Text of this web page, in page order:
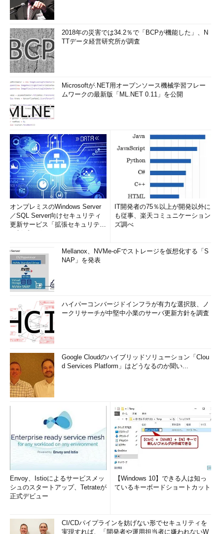
2018年の災害では34.2％で「BCPが機能した」、N
TTデータ経営研究所が調査
Microsoftが.NET用オープンソース機械学習フレー
ムワークの最新版「ML.NET 0.11」を公開
オンプレミスのWindows Server
／SQL Server向けセキュリティ
更新サービス「拡張セキュリティ
IT開発者の75％以上が開発以外に
も従事、楽天コミュニケーション
ズ調べ
Mellanox、NVMe-oFでストレージを仮想化する「S
NAP」を発表
ハイパーコンバージドインフラが有力な選択肢、ノ
ークリサーチが中堅中小業のサーバ更新方針を調査
Google Cloudのハイブリッドソリューション「Clou
d Services Platform」はどうなるのか聞い...
Envoy、Istioによるサービスメッ
シュのスタートアップ、Tetrateが
正式デビュー
【Windows 10】できる人は知っ
ているキーボードショートカット
CI/CDパイプラインを妨げない形でセキュリティを
実現すれば、「開発者や運用担当者に嫌われないW